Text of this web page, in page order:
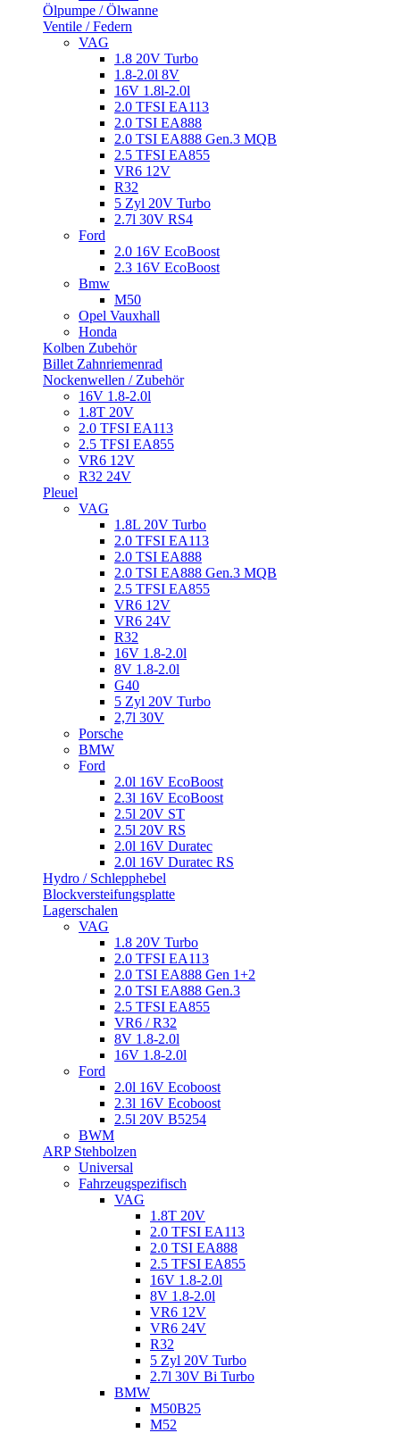
Ölpumpe / Ölwanne
Ventile / Federn
VAG
1.8 20V Turbo
1.8-2.0l 8V
16V 1.8l-2.0l
2.0 TFSI EA113
2.0 TSI EA888
2.0 TSI EA888 Gen.3 MQB
2.5 TFSI EA855
VR6 12V
R32
5 Zyl 20V Turbo
2.7l 30V RS4
Ford
2.0 16V EcoBoost
2.3 16V EcoBoost
Bmw
M50
Opel Vauxhall
Honda
Kolben Zubehör
Billet Zahnriemenrad
Nockenwellen / Zubehör
16V 1.8-2.0l
1.8T 20V
2.0 TFSI EA113
2.5 TFSI EA855
VR6 12V
R32 24V
Pleuel
VAG
1.8L 20V Turbo
2.0 TFSI EA113
2.0 TSI EA888
2.0 TSI EA888 Gen.3 MQB
2.5 TFSI EA855
VR6 12V
VR6 24V
R32
16V 1.8-2.0l
8V 1.8-2.0l
G40
5 Zyl 20V Turbo
2,7l 30V
Porsche
BMW
Ford
2.0l 16V EcoBoost
2.3l 16V EcoBoost
2.5l 20V ST
2.5l 20V RS
2.0l 16V Duratec
2.0l 16V Duratec RS
Hydro / Schlepphebel
Blockversteifungsplatte
Lagerschalen
VAG
1.8 20V Turbo
2.0 TFSI EA113
2.0 TSI EA888 Gen 1+2
2.0 TSI EA888 Gen.3
2.5 TFSI EA855
VR6 / R32
8V 1.8-2.0l
16V 1.8-2.0l
Ford
2.0l 16V Ecoboost
2.3l 16V Ecoboost
2.5l 20V B5254
BWM
ARP Stehbolzen
Universal
Fahrzeugspezifisch
VAG
1.8T 20V
2.0 TFSI EA113
2.0 TSI EA888
2.5 TFSI EA855
16V 1.8-2.0l
8V 1.8-2.0l
VR6 12V
VR6 24V
R32
5 Zyl 20V Turbo
2.7l 30V Bi Turbo
BMW
M50B25
M52